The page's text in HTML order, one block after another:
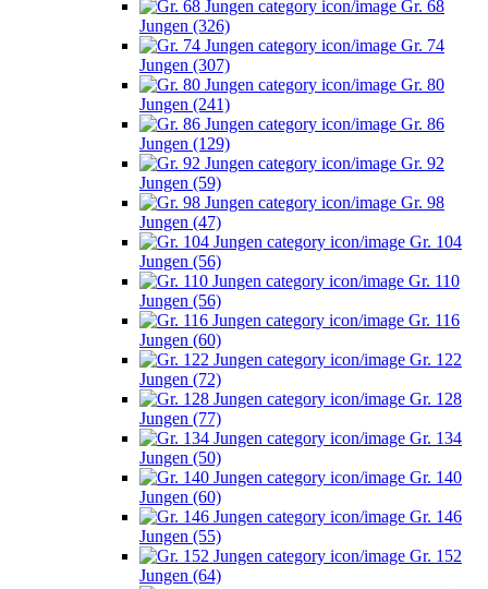
Gr. 68
Jungen (326)
Gr. 74
Jungen (307)
Gr. 80
Jungen (241)
Gr. 86
Jungen (129)
Gr. 92
Jungen (59)
Gr. 98
Jungen (47)
Gr. 104
Jungen (56)
Gr. 110
Jungen (56)
Gr. 116
Jungen (60)
Gr. 122
Jungen (72)
Gr. 128
Jungen (77)
Gr. 134
Jungen (50)
Gr. 140
Jungen (60)
Gr. 146
Jungen (55)
Gr. 152
Jungen (64)